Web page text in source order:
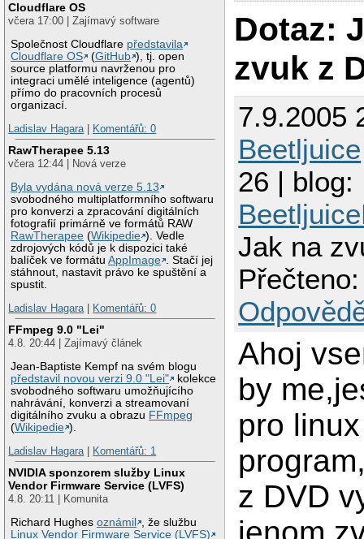
Cloudflare OS
včera 17:00 | Zajímavý software
Společnost Cloudflare představila
Cloudflare OS
(GitHub ), tj. open
source platformu navrženou pro
integraci umělé inteligence (agentů)
přímo do pracovních procesů
organizací.
Ladislav Hagara| Komentářů: 0
RawTherapee 5.13
včera 12:44 | Nová verze
Byla vydána nová verze 5.13
svobodného multiplatformního softwaru
pro konverzi a zpracování digitálních
fotografií primárně ve formátů RAW
RawTherapee (Wikipedie ). Vedle
zdrojových kódů je k dispozici také
balíček ve formátuAppImage
. Stačí jej
stáhnout, nastavit právo ke spuštění a
spustit.
Ladislav Hagara| Komentářů: 0
FFmpeg 9.0 "Lei"
4.8. 20:44 | Zajímavý článek
Jean-Baptiste Kempf na svém blogu
představil novou verzi 9.0 "Lei"
kolekce
svobodného softwaru umožňujícího
nahrávání, konverzi a streamovaní
digitálního zvuku a obrazu FFmpeg
(Wikipedie ).
Ladislav Hagara| Komentářů: 1
NVIDIA sponzorem služby Linux
Vendor Firmware Service (LVFS)
4.8. 20:11 | Komunita
Richard Hughesoznámil
, že službu
Linux Vendor Firmware Service (LVFS)
Dotaz:
zvuk z
7.9.2005
Beetljuice
26 | blog:
Jak na
Ahoj
by
pro
z DVD